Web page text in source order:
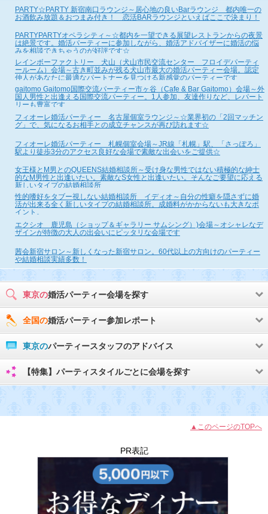
PARTY☆PARTY 新宿南口ラウンジ～居心地の良いBarラウンジ 都内唯一の
お酒飲み放題＆おつまみ付き！ 恋活BARラウンジといえばここで決まり！
PARTYPARTYオペラシティ～☆都内を一望できる展望レストランからの夜景
は絶景です。婚活パーティーに参加しながら、婚活アドバイザーに婚活の悩
みを相談できちゃうのが好評です☆
レインボーファクトリー 犬山（犬山市民交流センター フロイデパーティ
ールーム）会場～古き町並みが残る犬山市最大の婚活パーティー会場。認定
仲人があなたに最適なパートナーを見つける新感覚のパーティーです
gaitomo Gaitomo国際交流パーティー市ヶ谷（Cafe & Bar Gaitomo）会場～外
国人男性と出逢える国際交流パーティー。1人参加、友達作りなど、レパート
リーも豊富です
フィオーレ婚活パーティー 名古屋個室ラウンジ～☆業界初の「2回マッチン
グ」で、気になるお相手との成立チャンスが再び訪れます☆
フィオーレ婚活パーティー 札幌個室会場～JR線「札幌」駅、「さっぽろ」
駅より徒歩3分のアクセス良好な会場で素敵な出会いをご提供☆
女王様とM男とのQUEENS結婚相談所～受け身な男性ではない積極的な紳士
的なM男性と出逢いたい。素敵なS女性と出逢いたい。そんなご要望に応える
新しいタイプの結婚相談所
性的嗜好をタブー視しない結婚相談所 イディオ～自分の性癖を隠さずに婚
活が出来る全く新しいタイプの結婚相談所。成婚料がかからないも大きなポ
イント。
エクシオ 鹿児島（ショップ＆ギャラリー サムシング）)会場～オシャレなデ
ザインが特徴の大人の出会いにピッタリな会場です
茜会新宿サロン～新しくなった新宿サロン。60代以上の方向けのパーティー
や結婚相談実績多数！
東京の婚活パーティー会場を探す
全国の婚活パーティー参加レポート
東京のパーティースタッフのアドバイス
【特集】パーティスタイルごとに会場を探す
▲このページのTOPへ
PR表記